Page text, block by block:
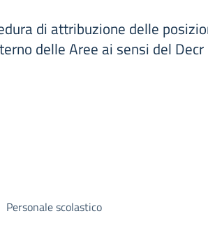
di attribuzione delle
delle Aree ai sensi del Decr
Personale scolastico